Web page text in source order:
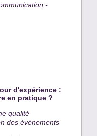
-
d'expérience :
en pratique ?
qualité
des événements